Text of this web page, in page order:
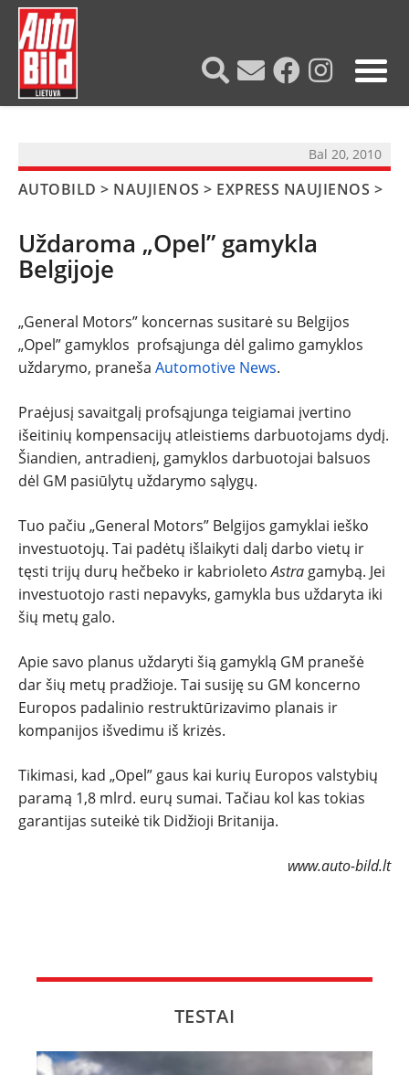
NAUJIENOS
TESTAI
NAUJI
NAUDOTI
REPORTAŽAI
PATARIMAI
ĮVAIRENYBĖS
Bal 20, 2010
AUTOBILD > NAUJIENOS > EXPRESS NAUJIENOS >
Uždaroma „Opel” gamykla
Belgijoje
„General Motors” koncernas susitarė su Belgijos
„Opel” gamyklos profsąjunga dėl galimo gamyklos
uždarymo, praneša Automotive News.
Praėjusį savaitgalį profsąjunga teigiamai įvertino
išeitinių kompensacijų atleistiems darbuotojams dydį.
Šiandien, antradienį, gamyklos darbuotojai balsuos
dėl GM pasiūlytų uždarymo sąlygų.
Tuo pačiu „General Motors” Belgijos gamyklai ieško
investuotojų. Tai padėtų išlaikyti dalį darbo vietų ir
tęsti trijų durų hečbeko ir kabrioletoAstra gamybą. Jei
investuotojo rasti nepavyks, gamykla bus uždaryta iki
šių metų galo.
Apie savo planus uždaryti šią gamyklą GM pranešė
dar šių metų pradžioje. Tai susiję su GM koncerno
Europos padalinio restruktūrizavimo planais ir
kompanijos išvedimu iš krizės.
Tikimasi, kad „Opel” gaus kai kurių Europos valstybių
paramą 1,8 mlrd. eurų sumai. Tačiau kol kas tokias
garantijas suteikė tik Didžioji Britanija.
www.auto-bild.lt
TESTAI